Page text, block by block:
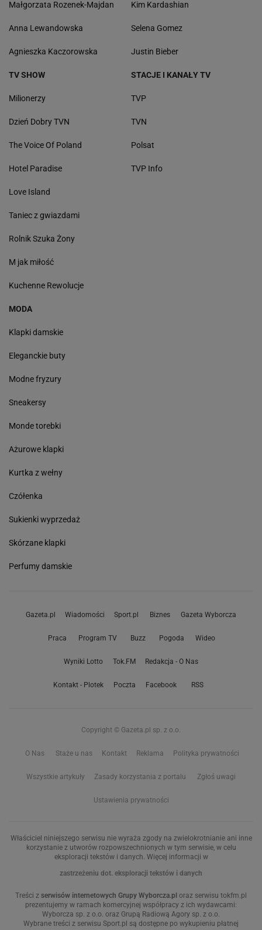
Małgorzata Rozenek-Majdan
Anna Lewandowska
Agnieszka Kaczorowska
Kim Kardashian
Selena Gomez
Justin Bieber
TV SHOW
Milionerzy
Dzień Dobry TVN
The Voice Of Poland
Hotel Paradise
Love Island
Taniec z gwiazdami
Rolnik Szuka Żony
M jak miłość
Kuchenne Rewolucje
STACJE I KANAŁY TV
TVP
TVN
Polsat
TVP Info
MODA
Klapki damskie
Eleganckie buty
Modne fryzury
Sneakersy
Monde torebki
Ażurowe klapki
Kurtka z wełny
Czółenka
Sukienki wyprzedaż
Skórzane klapki
Perfumy damskie
Gazeta.pl Wiadomości Sport.pl Biznes Gazeta Wyborcza
Praca Program TV Buzz Pogoda Wideo
Wyniki Lotto Tok.FM Redakcja - O Nas
Kontakt - Plotek Poczta Facebook RSS
Copyright © Gazeta.pl sp. z o.o.
O Nas Staże u nas Kontakt Reklama Polityka prywatności
Wszystkie artykuły Zasady korzystania z portalu Zgłoś uwagi
Ustawienia prywatności
Właściciel niniejszego serwisu nie wyraża zgody na zwielokrotnianie ani inne
korzystanie z utworów rozpowszechnionych w tym serwisie, w celu
eksploracji tekstów i danych. Więcej informacji w
zastrzeżeniu dot. eksploracji tekstów i danych
Treści z serwisów internetowych Grupy Wyborcza.pl oraz serwisu tokfm.pl
prezentujemy w ramach komercyjnej współpracy z ich wydawcami:
Wyborcza sp. z o.o. oraz Grupą Radiową Agory sp. z o.o.
Wybrane treści z serwisu Sport.pl są dostępne po wykupieniu płatnej